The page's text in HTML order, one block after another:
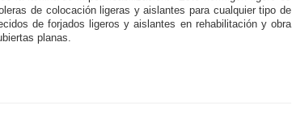
de colocación ligeras y aislantes para cualquier tipo de
de forjados ligeros y aislantes en rehabilitación y obra
planas.